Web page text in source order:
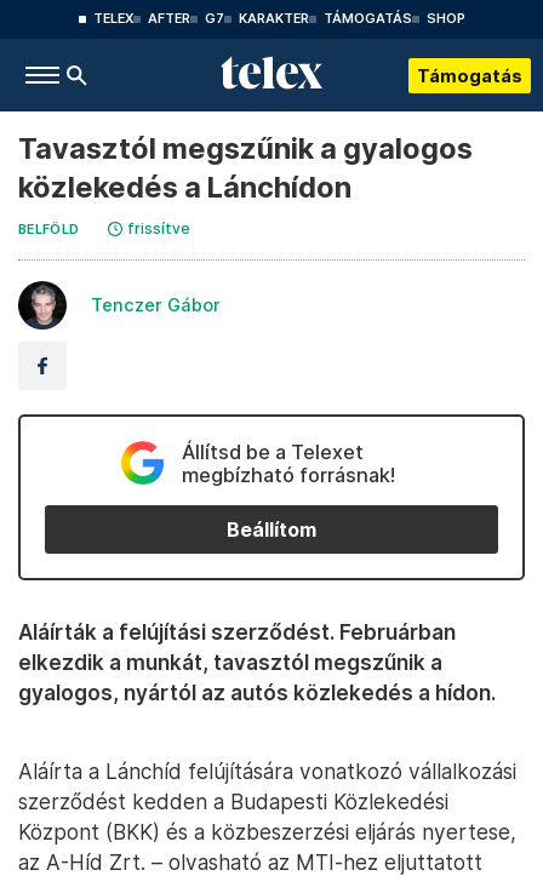
TELEX AFTER G7 KARAKTER TÁMOGATÁS SHOP
Támogatás
Tavasztól megszűnik a gyalogos
közlekedés a Lánchídon
BELFÖLD frissítve
Tenczer Gábor
Állítsd be a Telexet
megbízható forrásnak!
Beállítom
Aláírták a felújítási szerződést. Februárban
elkezdik a munkát, tavasztól megszűnik a
gyalogos, nyártól az autós közlekedés a hídon.
Aláírta a Lánchíd felújítására vonatkozó vállalkozási
szerződést kedden a Budapesti Közlekedési
Központ (BKK) és a közbeszerzési eljárás nyertese,
az A-Híd Zrt. – olvasható az MTI-hez eljuttatott